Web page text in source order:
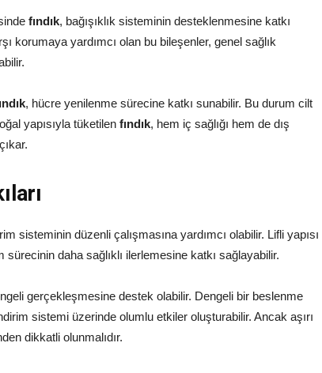
fındık, bağışıklık sisteminin desteklenmesine katkı
korumaya yardımcı olan bu bileşenler, genel sağlık
, hücre yenilenme sürecine katkı sunabilir. Bu durum cilt
yapısıyla tüketilen fındık, hem iç sağlığı hem de dış
sisteminin düzenli çalışmasına yardımcı olabilir. Lifli yapısı
daha sağlıklı ilerlemesine katkı sağlayabilir.
gerçekleşmesine destek olabilir. Dengeli bir beslenme
sistemi üzerinde olumlu etkiler oluşturabilir. Ancak aşırı
dikkatli olunmalıdır.